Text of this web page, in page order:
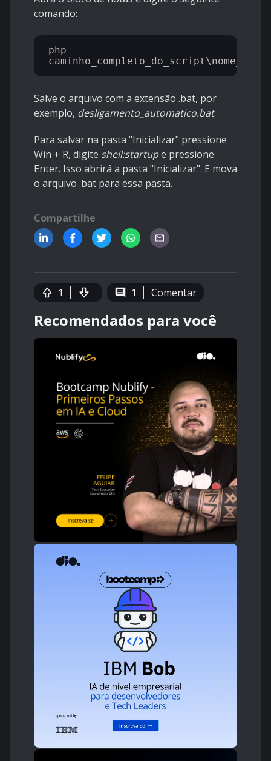
comando:
php
Salve o arquivo com a extensão .bat, por
exemplo, desligamento_automatico.bat.
Para salvar na pasta "Inicializar" pressione
Win + R, digite shell:startupe pressione
Enter. Isso abrirá a pasta "Inicializar". E mova
o arquivo .bat para essa pasta.
Compartilhe
1 1 Comentar
Recomendados para você